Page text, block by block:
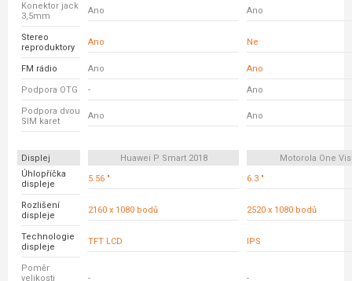
Konektor jack
3,5mm
Ano Ano
Stereo
reproduktory
Ano Ne
FM rádio Ano Ano
Podpora OTG - Ano
Podpora dvou
SIM karet
Ano Ano
Displej Huawei P Smart 2018
Motorola One
Úhlopříčka
displeje
5.56 " 6.3 "
Rozlišení
displeje
2160 x 1080 bodů 2520 x 1080 bodů
Technologie
displeje
TFT LCD IPS
Poměr
velikosti
- -